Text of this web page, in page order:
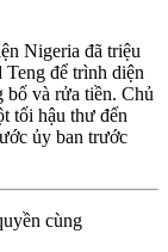
Nigeria đã triệu
để trình diện
bố và rửa tiền. Chủ
tối hậu thư đến
ủy ban trước
cùng